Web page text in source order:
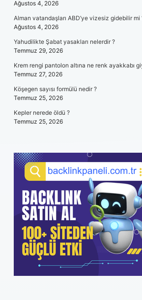
Ağustos 4, 2026
Alman vatandaşları ABD’ye vizesiz gidebilir mi
Ağustos 4, 2026
Yahudilikte Şabat yasakları nelerdir ?
Temmuz 29, 2026
Krem rengi pantolon altına ne renk ayakkabı
Temmuz 27, 2026
Köşegen sayısı formülü nedir ?
Temmuz 25, 2026
Kepler nerede öldü ?
Temmuz 25, 2026